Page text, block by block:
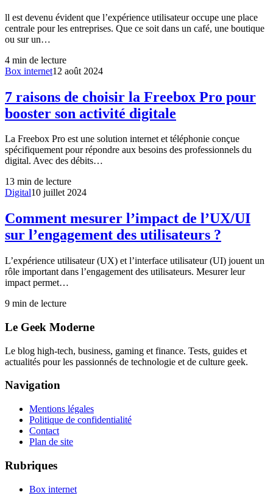
ll est devenu évident que l’expérience utilisateur occupe une place
centrale pour les entreprises. Que ce soit dans un café, une boutique
ou sur un…
4 min de lecture
Box internet12 août 2024
7 raisons de choisir la Freebox Pro pour
booster son activité digitale
La Freebox Pro est une solution internet et téléphonie conçue
spécifiquement pour répondre aux besoins des professionnels du
digital. Avec des débits…
13 min de lecture
Digital10 juillet 2024
Comment mesurer l’impact de l’UX/UI
sur l’engagement des utilisateurs ?
L’expérience utilisateur (UX) et l’interface utilisateur (UI) jouent un
rôle important dans l’engagement des utilisateurs. Mesurer leur
impact permet…
9 min de lecture
Le Geek Moderne
Le blog high-tech, business, gaming et finance. Tests, guides et
actualités pour les passionnés de technologie et de culture geek.
Navigation
Mentions légales
Politique de confidentialité
Contact
Plan de site
Rubriques
Box internet